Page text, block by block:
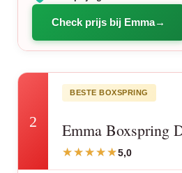
Check prijs bij Emma
2
BESTE BOXSPRING
Emma Boxspring
5,0